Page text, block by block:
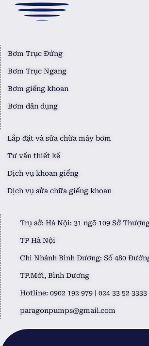
Bơm Trục Đứng
Bơm Trục Ngang
Bơm giếng khoan
Bơm dân dụng
Lắp đặt và sửa chữa máy bơm
Tư vấn thiết kế
Dịch vụ khoan giếng
Dịch vụ sửa chữa giếng khoan
Trụ sở: Hà Nội: 31 ngõ 109 Sở
TP Hà Nội
Chi Nhánh Bình Dương: Số 480
TP.Mới, Bình Dương
Hotline: 0902 192 979 | 024 33 52 3333
paragonpumps@gmail.com